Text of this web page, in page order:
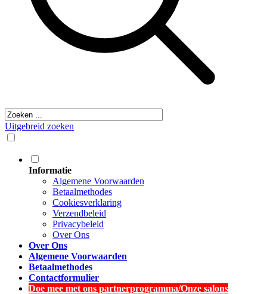
Uitgebreid zoeken
Informatie
Algemene Voorwaarden
Betaalmethodes
Cookiesverklaring
Verzendbeleid
Privacybeleid
Over Ons
Over Ons
Algemene Voorwaarden
Betaalmethodes
Contactformulier
Doe mee met ons partnerprogramma/Onze salons